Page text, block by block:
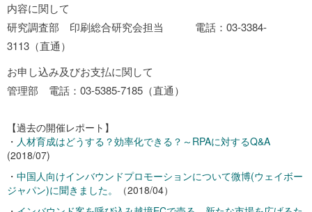
内容に関して
研究調査部 印刷総合研究会担当 電話：03-3384-
3113（直通）
お申し込み及びお支払に関して
管理部 電話：03-5385-7185（直通）
【過去の開催レポート】
・ 人材育成はどうする？効率化できる？～RPAに対するQ&A
(2018/07)
・ 中国人向けインバウンドプロモーションについて微博(ウェイボー
ジャパン)に聞きました。
（2018/04）